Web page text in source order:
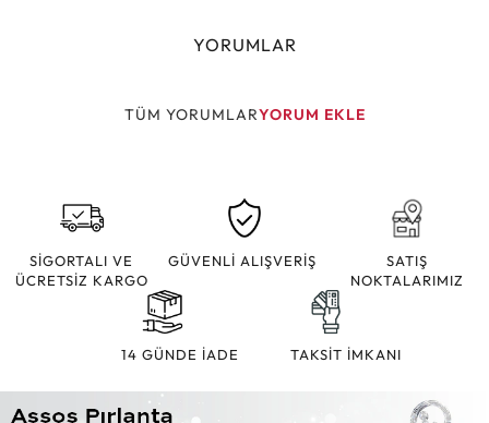
YORUMLAR
TÜM YORUMLARYORUM EKLE
SİGORTALI VE
ÜCRETSİZ KARGO
GÜVENLİ ALIŞVERİŞ
SATIŞ
NOKTALARIMIZ
14 GÜNDE İADE TAKSİT İMKANI